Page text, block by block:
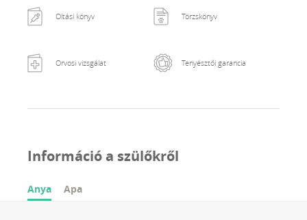
Oltási könyv Törzskönyv
Orvosi vizsgálat Tenyésztői garancia
Információ a szülőkről
Anya Apa